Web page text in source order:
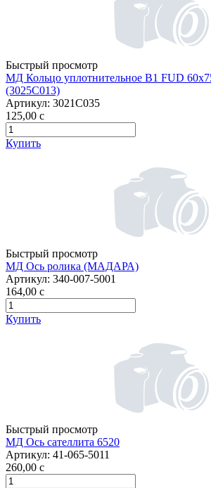
Быстрый просмотр
МД Кольцо уплотнительное B1 FUD
(3025С013)
Артикул: 3021С035
125,00 c
Купить
Быстрый просмотр
МД Ось ролика (МАДАРА)
Артикул: 340-007-5001
164,00 c
Купить
Быстрый просмотр
МД Ось сателлита 6520
Артикул: 41-065-5011
260,00 c